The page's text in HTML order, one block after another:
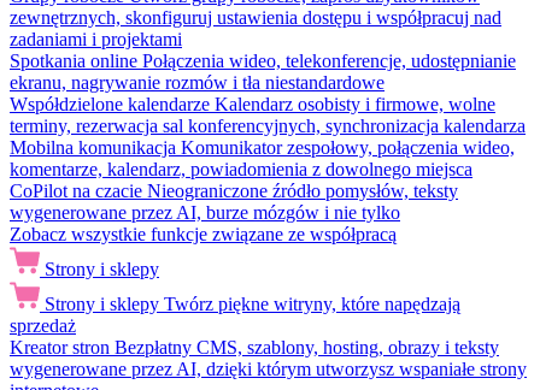
zewnętrznych, skonfiguruj ustawienia dostępu i współpracuj nad
zadaniami i projektami
Spotkania online Połączenia wideo, telekonferencje, udostępnianie
ekranu, nagrywanie rozmów i tła niestandardowe
Współdzielone kalendarze Kalendarz osobisty i firmowe, wolne
terminy, rezerwacja sal konferencyjnych, synchronizacja kalendarza
Mobilna komunikacja Komunikator zespołowy, połączenia wideo,
komentarze, kalendarz, powiadomienia z dowolnego miejsca
CoPilot na czacie Nieograniczone źródło pomysłów, teksty
wygenerowane przez AI, burze mózgów i nie tylko
Zobacz wszystkie funkcje związane ze współpracą
Strony i sklepy
Strony i sklepy Twórz piękne witryny, które napędzają
sprzedaż
Kreator stron Bezpłatny CMS, szablony, hosting, obrazy i teksty
wygenerowane przez AI, dzięki którym utworzysz wspaniałe strony